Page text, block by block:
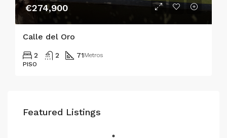
€274,900
Calle del Oro
2 2 71Metros
PISO
Featured Listings